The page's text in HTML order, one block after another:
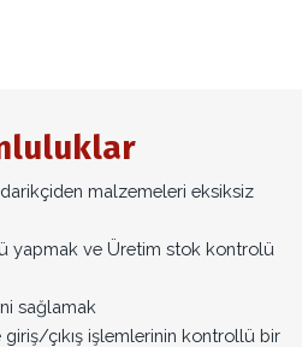
malzemeleri eksiksiz
yapmak ve Üretim stok kontrolü
sağlamak
çıkış işlemlerinin kontrollü bir